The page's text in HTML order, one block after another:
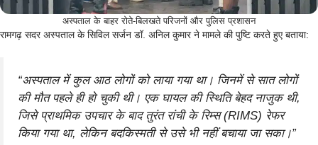
अस्पताल के बाहर रोते-बिलखते परिजनों और पुलिस प्रशासन
रामगढ़ सदर अस्पताल के सिविल सर्जन डॉ. अनिल कुमार ने मामले की पुष्टि करते हुए बताया:
“अस्पताल में कुल आठ लोगों को लाया गया था। जिनमें से सात लोगों
की मौत पहले ही हो चुकी थी। एक घायल की स्थिति बेहद नाजुक थी,
जिसे प्राथमिक उपचार के बाद तुरंत रांची के रिम्स (RIMS) रेफर
किया गया था, लेकिन बदकिस्मती से उसे भी नहीं बचाया जा सका।”